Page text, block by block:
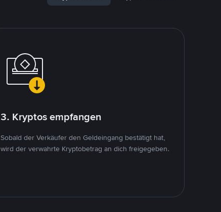
3. Kryptos empfangen
Sobald der Verkäufer den Geldeingang bestätigt hat,
wird der verwahrte Kryptobetrag an dich freigegeben.